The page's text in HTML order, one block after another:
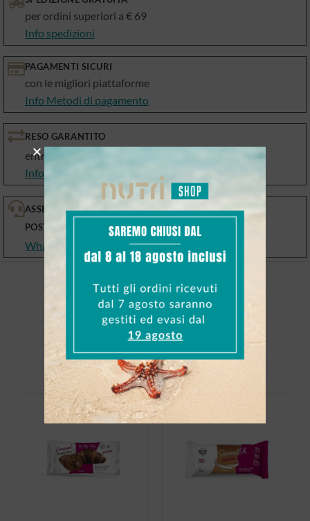
per ordini superiori a € 69
Info spedizioni
PAGAMENTI SICURI
con le migliori piattaforme
Info Metodi di pagamento
RESO GARANTITO
entro 10 giorni
Info Resi e Cambi
ASSISTENZA PRE E
POST VENDITA
WhatsApp, email, telefono